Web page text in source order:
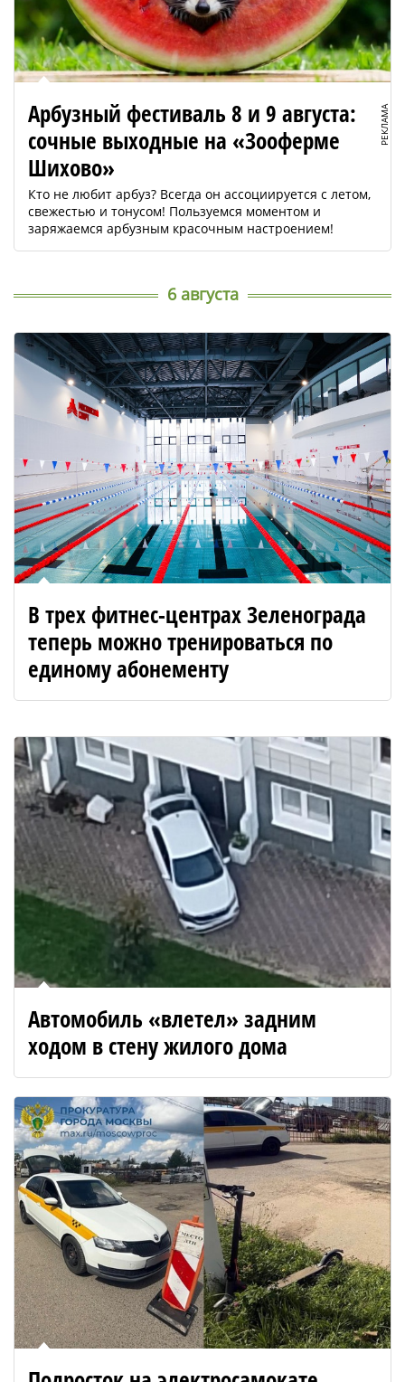
РЕКЛАМА
Арбузный фестиваль 8 и 9 августа:
сочные выходные на «Зооферме
Шихово»
Кто не любит арбуз? Всегда он ассоциируется с летом,
свежестью и тонусом! Пользуемся моментом и
заряжаемся арбузным красочным настроением!
6 августа
В трех фитнес-центрах Зеленограда
теперь можно тренироваться по
единому абонементу
Автомобиль «влетел» задним
ходом в стену жилого дома